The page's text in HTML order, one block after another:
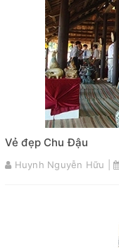
Vẻ đẹp Chu Đậu
Huynh Nguyễn Hữu |